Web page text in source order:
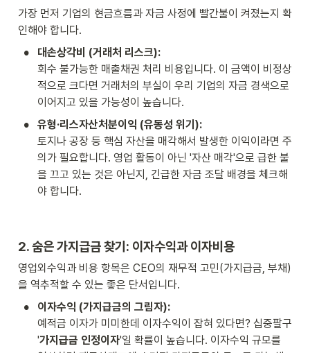
가장 먼저 기업의 현금흐름과 자금 사정에 빨간불이 켜졌는지 확
인해야 합니다.
•
대손상각비 (거래처 리스크):
회수 불가능한 매출채권 처리 비용입니다. 이 금액이 비정상
적으로 크다면 거래처의 부실이 우리 기업의 자금 경색으로
이어지고 있을 가능성이 높습니다.
•
유형·리스자산처분이익 (유동성 위기):
토지나 공장 등 핵심 자산을 매각해서 발생한 이익이라면 주
의가 필요합니다. 영업 활동이 아닌 '자산 매각'으로 급한 불
을 끄고 있는 것은 아닌지, 긴급한 자금 조달 배경을 체크해
야 합니다.
2. 숨은 가지급금 찾기: 이자수익과 이자비용
영업외수익과 비용 항목은 CEO의 재무적 고민(가지급금, 부채)
을 역추적할 수 있는 좋은 단서입니다.
•
이자수익 (가지급금의 그림자):
예적금 이자가 미미한데 이자수익이 잡혀 있다면? 십중팔구
'가지급금 인정이자'일 확률이 높습니다. 이자수익 규모를